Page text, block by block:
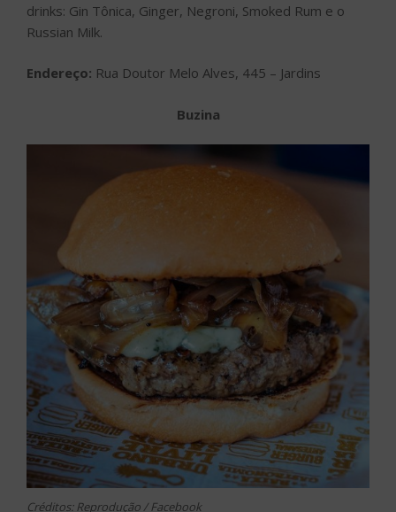
drinks: Gin Tônica, Ginger, Negroni, Smoked Rum e o
Russian Milk.
Endereço: Rua Doutor Melo Alves, 445 – Jardins
Buzina
Créditos: Reprodução / Facebook